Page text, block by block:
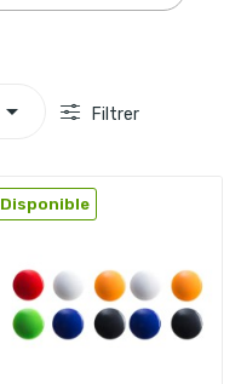
 Filtrer
Disponible